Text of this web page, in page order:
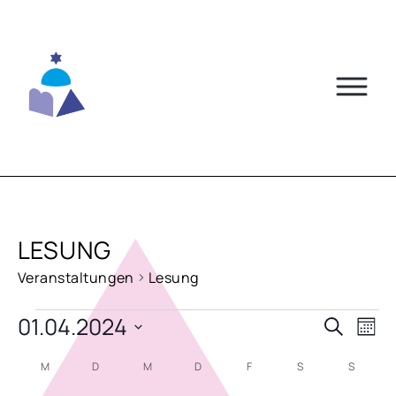
content
LESUNG
Veranstaltungen Lesung
VERANSTALTUNGEN Suche
01.04.2024
Datum
wählen.
KALENDER
M MONTAG
D DIENSTAG
M MITTWOCH
D DONNERSTAG
F S SAMSTAG
S